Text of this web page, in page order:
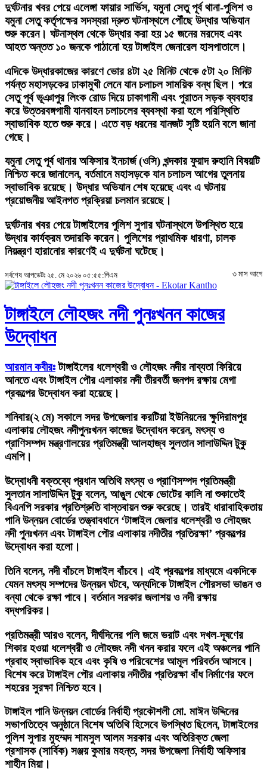
দুর্ঘটনার খবর পেয়ে এলেঙ্গা ফায়ার সার্ভিস, যমুনা সেতু পূর্ব থানা-পুলিশ ও
যমুনা সেতু কর্তৃপক্ষের সদস্যরা দ্রুত ঘটনাস্থলে পৌঁছে উদ্ধার অভিযান
শুরু করেন। ঘটনাস্থল থেকে উদ্ধার করা হয় ১৫ জনের মরদেহ এবং
আহত অন্তত ১০ জনকে পাঠানো হয় টাঙ্গাইল জেনারেল হাসপাতালে।
এদিকে উদ্ধারকাজের কারণে ভোর ৪টা ২৫ মিনিট থেকে ৫টা ২০ মিনিট
পর্যন্ত মহাসড়কের ঢাকামুখী লেনে যান চলাচল সাময়িক বন্ধ ছিল। পরে
সেতু পূর্ব ভূঞাপুর লিংক রোড দিয়ে ঢাকাগামী এবং পুরাতন সড়ক ব্যবহার
করে উত্তরবঙ্গগামী যানবাহন চলাচলের ব্যবস্থা করা হলে পরিস্থিতি
স্বাভাবিক হতে শুরু করে। এতে বড় ধরনের যানজট সৃষ্টি হয়নি বলে জানা
গেছে।
যমুনা সেতু পূর্ব থানার অফিসার ইনচার্জ (ওসি) খন্দকার ফুয়াদ রুহানি বিষয়টি
নিশ্চিত করে জানালেন, বর্তমানে মহাসড়কে যান চলাচল আগের তুলনায়
স্বাভাবিক রয়েছে। উদ্ধার অভিযান শেষ হয়েছে এবং এ ঘটনায়
প্রয়োজনীয় আইনগত প্রক্রিয়া চলমান রয়েছে।
দুর্ঘটনার খবর পেয়ে টাঙ্গাইলের পুলিশ সুপার ঘটনাস্থলে উপস্থিত হয়ে
উদ্ধার কার্যক্রম তদারকি করেন। পুলিশের প্রাথমিক ধারণা, চালক
নিয়ন্ত্রণ হারানোর কারণেই এ দুর্ঘটনা ঘটেছে।
সর্বশেষ আপডেটঃ ২৫. মে ২০২৬ ০৫:৫৫:পিএম ৩ মাস আগে
টাঙ্গাইলে লৌহজং নদী পুনঃখনন কাজের
উদ্বোধন
আরমান কবীরঃটাঙ্গাইলের ধলেশ্বরী ও লৌহজং নদীর নাব্যতা ফিরিয়ে
আনতে এবং টাঙ্গাইল পৌর এলাকার নদী তীরবর্তী জনপদ রক্ষায় মেগা
প্রকল্পের উদ্বোধন করা হয়েছে।
শনিবার(২ মে) সকালে সদর উপজেলার করটিয়া ইউনিয়নের ক্ষুদিরামপুর
এলাকায় লৌহজং নদীপুনঃখনন কাজের উদ্বোধন করেন, মৎস্য ও
প্রাণিসম্পদ মন্ত্রণালয়ের প্রতিমন্ত্রী আলহাজ্ব সুলতান সালাউদ্দিন টুকু
এমপি।
উদ্বোধনী বক্তব্যে প্রধান অতিথি মৎস্য ও প্রাণিসম্পদ প্রতিমন্ত্রী
সুলতান সালাউদ্দিন টুকু বলেন, আঙুল থেকে ভোটের কালি না শুকাতেই
বিএনপি সরকার প্রতিশ্রুতি বাস্তবায়ন শুরু করেছে। তারই ধারাবাহিকতায়
পানি উন্নয়ন বোর্ডের তত্ত্বাবধানে ‘টাঙ্গাইল জেলার ধলেশ্বরী ও লৌহজং
নদী পুনঃখনন এবং টাঙ্গাইল পৌর এলাকায় নদীতীর প্রতিরক্ষা’ প্রকল্পের
উদ্বোধন করা হলো।
তিনি বলেন, নদী বাঁচলে টাঙ্গাইল বাঁচবে। এই প্রকল্পের মাধ্যমে একদিকে
যেমন মৎস্য সম্পদের উন্নয়ন ঘটবে, অন্যদিকে টাঙ্গাইল পৌরসভা ভাঙন ও
বন্যা থেকে রক্ষা পাবে। বর্তমান সরকার জলাশয় ও নদী রক্ষায়
বদ্ধপরিকর।
প্রতিমন্ত্রী আরও বলেন, দীর্ঘদিনের পলি জমে ভরাট এবং দখল-দূষণের
শিকার হওয়া ধলেশ্বরী ও লৌহজং নদী খনন করার ফলে এই অঞ্চলের পানি
প্রবাহ স্বাভাবিক হবে এবং কৃষি ও পরিবেশের আমূল পরিবর্তন আসবে।
বিশেষ করে টাঙ্গাইল পৌর এলাকায় নদীতীর প্রতিরক্ষা বাঁধ নির্মাণের ফলে
শহরের সুরক্ষা নিশ্চিত হবে।
টাঙ্গাইল পানি উন্নয়ন বোর্ডের নির্বাহী প্রকৌশলী মো. মাঈন উদ্দিনের
সভাপতিত্বে অনুষ্ঠানে বিশেষ অতিথি হিসেবে উপস্থিত ছিলেন, টাঙ্গাইলের
পুলিশ সুপার মুহম্মদ শামসুল আলম সরকার এবং অতিরিক্ত জেলা
প্রশাসক (সার্বিক) সঞ্জয় কুমার মহন্ত, সদর উপজেলা নির্বাহী অফিসার
শাহীন মিয়া।